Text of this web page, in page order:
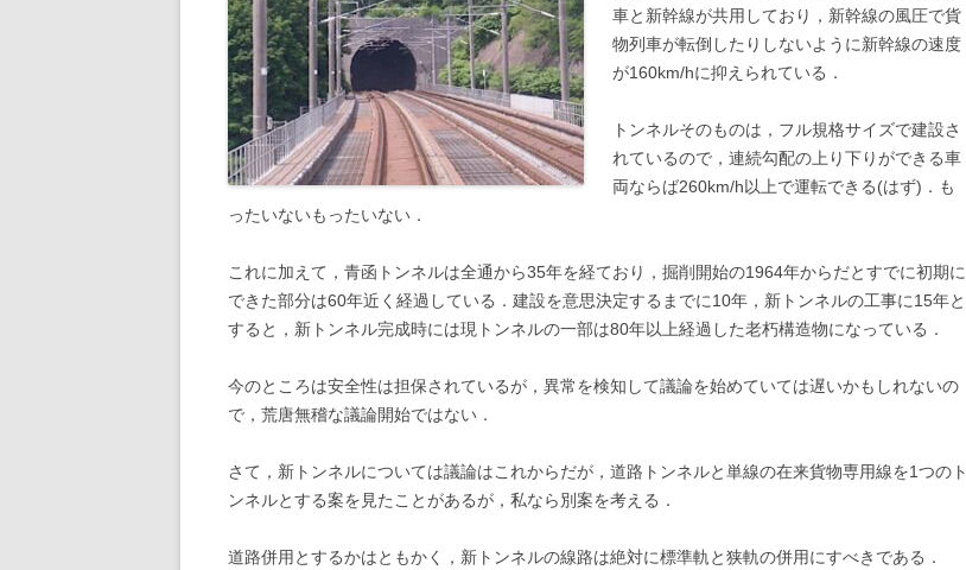
2013年の記事
2012年の記事
2011年の記事
2010年の記事
2007年の記事
車と新幹線が共用しており，新幹線の風圧で貨
物列車が転倒したりしないように新幹線の速度
が160km/hに抑えられている．
トンネルそのものは，フル規格サイズで建設さ
れているので，連続勾配の上り下りができる車
両ならば260km/h以上で運転できる(はず)．も
ったいないもったいない．
これに加えて，青函トンネルは全通から35年を経ており，掘削開始の1964年からだとすでに初期に
できた部分は60年近く経過している．建設を意思決定するまでに10年，新トンネルの工事に15年と
すると，新トンネル完成時には現トンネルの一部は80年以上経過した老朽構造物になっている．
今のところは安全性は担保されているが，異常を検知して議論を始めていては遅いかもしれないの
で，荒唐無稽な議論開始ではない．
さて，新トンネルについては議論はこれからだが，道路トンネルと単線の在来貨物専用線を1つのト
ンネルとする案を見たことがあるが，私なら別案を考える．
道路併用とするかはともかく，新トンネルの線路は絶対に標準軌と狭軌の併用にすべきである．